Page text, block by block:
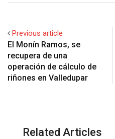
Previous article
El Monín Ramos, se
recupera de una
operación de cálculo de
riñones en Valledupar
Related Articles